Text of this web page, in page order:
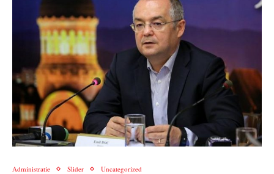
Administratie Slider Uncategorized